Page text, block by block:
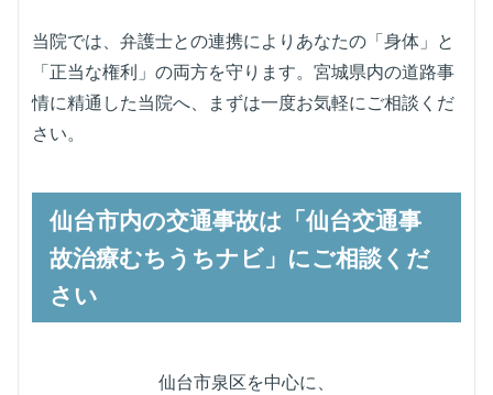
当院では、弁護士との連携によりあなたの「身体」と
「正当な権利」の両方を守ります。宮城県内の道路事
情に精通した当院へ、まずは一度お気軽にご相談くだ
さい。
仙台市内の交通事故は「仙台交通事
故治療むちうちナビ」にご相談くだ
さい
仙台市泉区を中心に、